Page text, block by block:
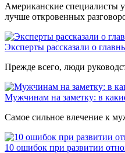
Американские специалисты
лучше откровенных
Эксперты рассказали о
Прежде всего, люди
Мужчинам на заметку: в
Самое сильное влечение к
10 ошибок при развитии